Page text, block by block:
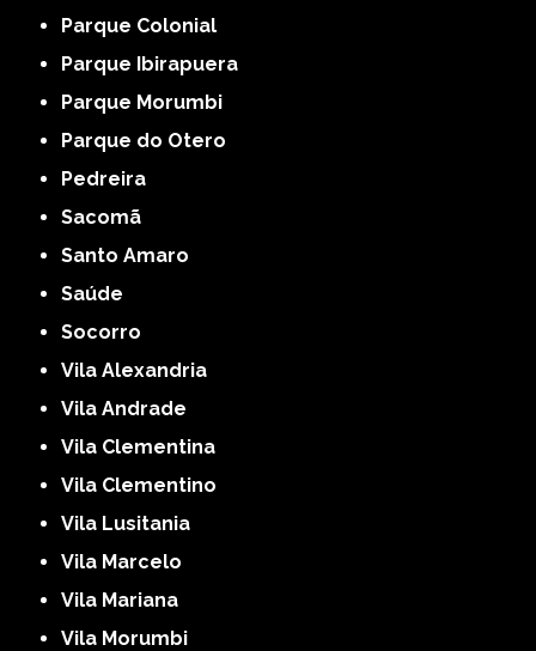
Parque Colonial
Parque Ibirapuera
Parque Morumbi
Parque do Otero
Pedreira
Sacomã
Santo Amaro
Saúde
Socorro
Vila Alexandria
Vila Andrade
Vila Clementina
Vila Clementino
Vila Lusitania
Vila Marcelo
Vila Mariana
Vila Morumbi